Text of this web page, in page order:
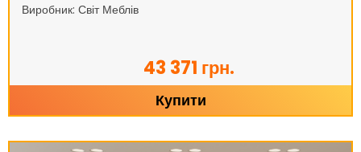
Виробник: Світ Меблів
43 371 грн.
Купити